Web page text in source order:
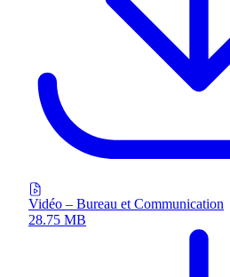
Vidéo – Bureau et Communication
28.75 MB